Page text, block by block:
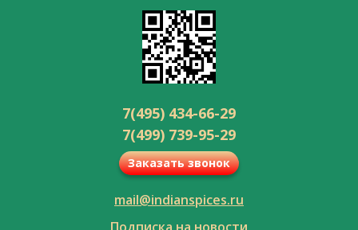
7(495) 434-66-29
7(499) 739-95-29
Заказать звонок
mail@indianspices.ru